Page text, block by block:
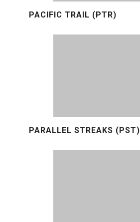
PACIFIC TRAIL (PTR)
PARALLEL STREAKS (PST)